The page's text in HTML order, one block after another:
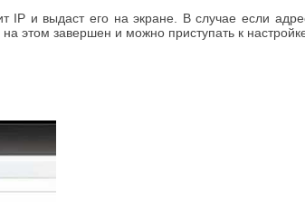
и выдаст его на экране. В случае если
этом завершен и можно приступать к